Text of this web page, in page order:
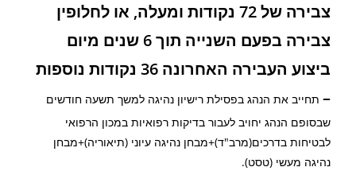
צבירה של 72 נקודות ומעלה, או לחלופין
צבירה בפעם השנייה תוך 6 שנים מיום
ביצוע העבירה האחרונה 36 נקודות נוספות
– תחייב את הנהג בפסילת רישיון נהיגה למשך תשעה חודשים
שבסופם הנהג יחויב לעבור בדיקות רפואיות במכון הרפואי
לבטיחות בדרכים(מרב"ד)+מבחן נהיגה עיוני (תיאוריה)+מבחן
נהיגה מעשי (טסט).